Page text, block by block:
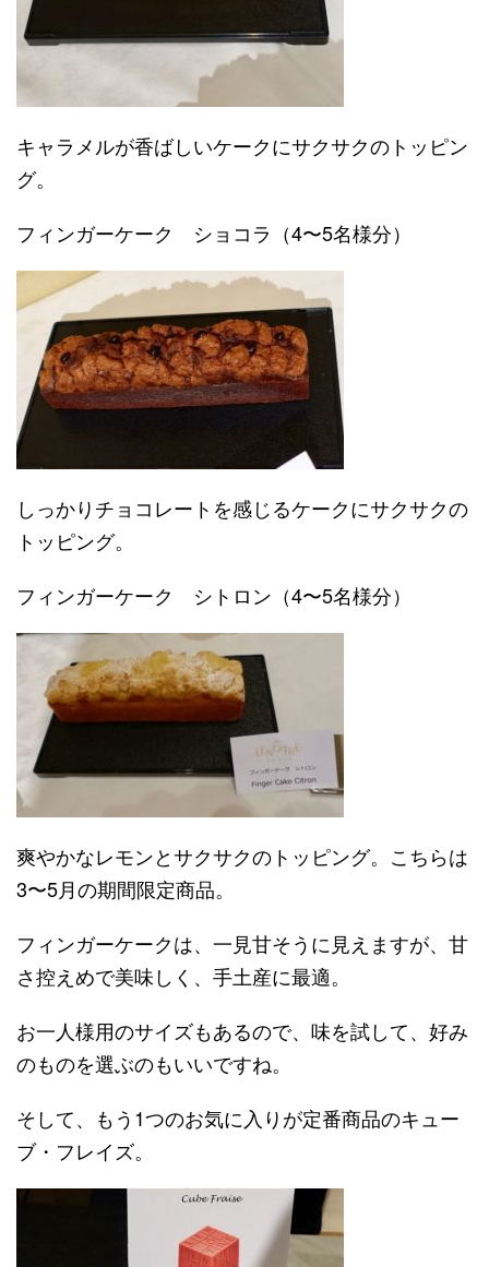
キャラメルが香ばしいケークにサクサクのトッピン
グ。
フィンガーケーク ショコラ（4〜5名様分）
しっかりチョコレートを感じるケークにサクサクの
トッピング。
フィンガーケーク シトロン（4〜5名様分）
爽やかなレモンとサクサクのトッピング。こちらは
3〜5月の期間限定商品。
フィンガーケークは、一見甘そうに見えますが、甘
さ控えめで美味しく、手土産に最適。
お一人様用のサイズもあるので、味を試して、好み
のものを選ぶのもいいですね。
そして、もう1つのお気に入りが定番商品のキュー
ブ・フレイズ。